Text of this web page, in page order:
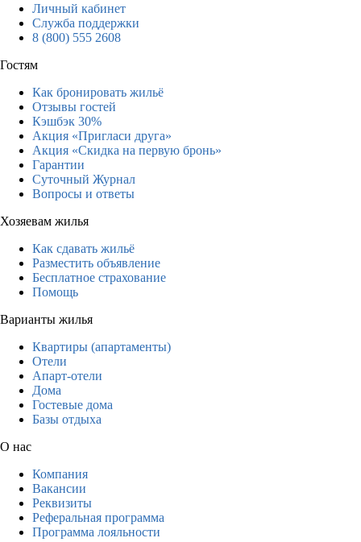
Личный кабинет
Служба поддержки
8 (800) 555 2608
Гостям
Как бронировать жильё
Отзывы гостей
Кэшбэк 30%
Акция «Пригласи друга»
Акция «Скидка на первую бронь»
Гарантии
Суточный Журнал
Вопросы и ответы
Хозяевам жилья
Как сдавать жильё
Разместить объявление
Бесплатное страхование
Помощь
Варианты жилья
Квартиры (апартаменты)
Отели
Апарт-отели
Дома
Гостевые дома
Базы отдыха
О нас
Компания
Вакансии
Реквизиты
Реферальная программа
Программа лояльности